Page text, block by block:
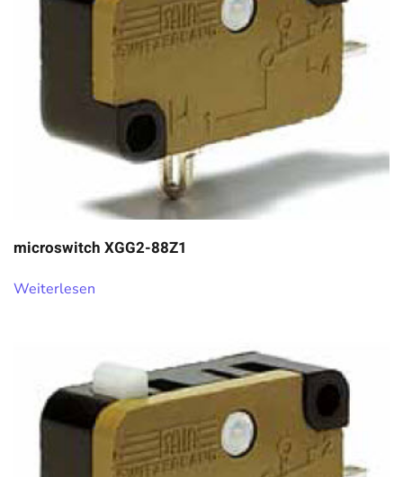
microswitch XGG2-88Z1
Weiterlesen